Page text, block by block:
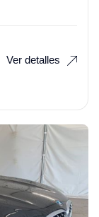
Ver detalles